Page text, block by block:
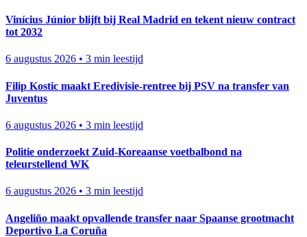
Vinícius Júnior blijft bij Real Madrid en tekent nieuw contract
tot 2032
6 augustus 2026 • 3 min leestijd
Filip Kostic maakt Eredivisie-rentree bij PSV na transfer van
Juventus
6 augustus 2026 • 3 min leestijd
Politie onderzoekt Zuid-Koreaanse voetbalbond na
teleurstellend WK
6 augustus 2026 • 3 min leestijd
Angeliño maakt opvallende transfer naar Spaanse grootmacht
Deportivo La Coruña